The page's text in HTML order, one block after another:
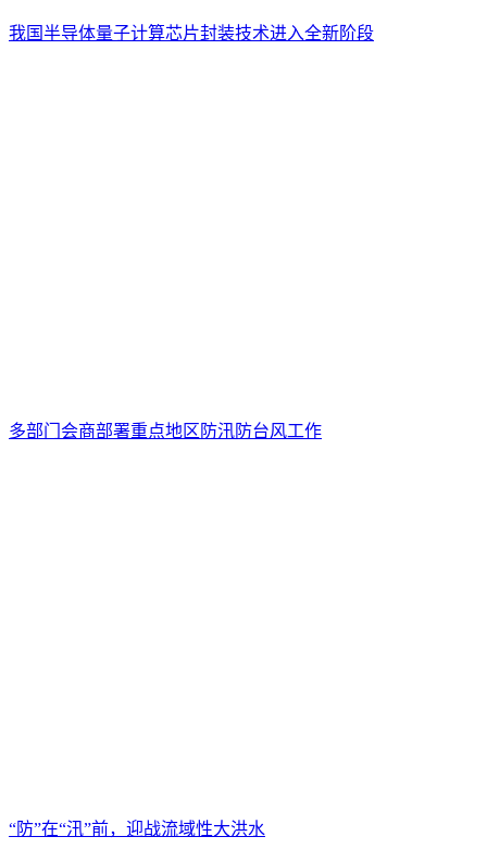
我国半导体量子计算芯片封装技术进入全新阶段
多部门会商部署重点地区防汛防台风工作
“防”在“汛”前，迎战流域性大洪水